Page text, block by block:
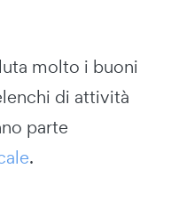
molto i buoni
di attività
parte
.